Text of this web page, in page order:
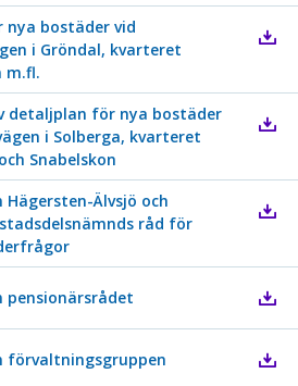
bostäder vid
i Gröndal, kvarteret
m.fl.
detaljplan för nya bostäder
i Solberga, kvarteret
Snabelskon
Älvsjö och
råd för
pensionärsrådet
förvaltningsgruppen